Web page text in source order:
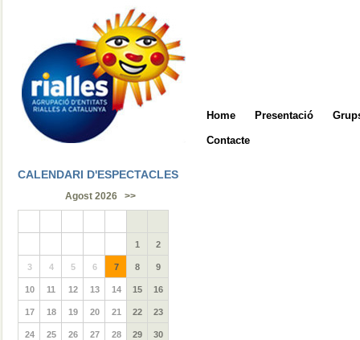
Home Presentació
Contacte
CALENDARI D'ESPECTACLES
Agost 2026 >>
1 2
3 4 5 6 7 8 9
10 11 12 13 14 15 16
17 18 19 20 21 22 23
24 25 26 27 28 29 30